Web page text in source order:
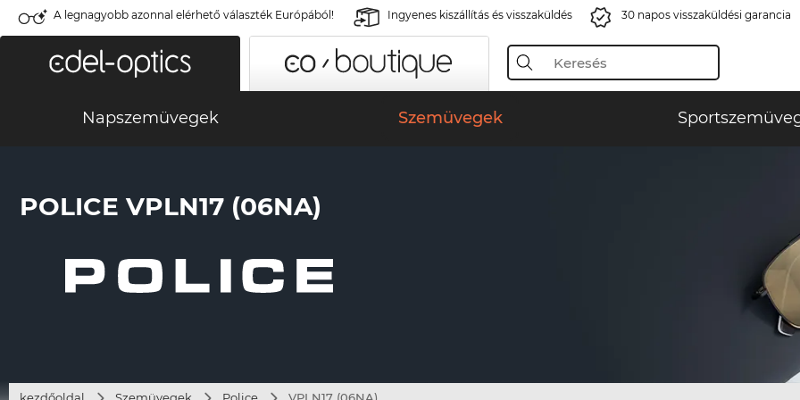
A legnagyobb azonnal elérhető választék Európából! Ingyenes kiszállítás és visszaküldés 30 napos visszaküldési garancia
Napszemüvegek Szemüvegek
POLICE VPLN17 (06NA)